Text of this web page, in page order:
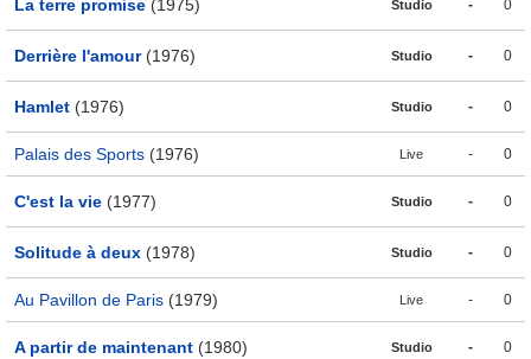
La terre promise (1975) Studio - 0
Derrière l'amour(1976) Studio - 0
Hamlet (1976) Studio - 0
Palais des Sports (1976) Live - 0
C'est la vie (1977) Studio - 0
Solitude à deux (1978) Studio - 0
Au Pavillon de Paris (1979) Live - 0
A partir de maintenant (1980) Studio - 0